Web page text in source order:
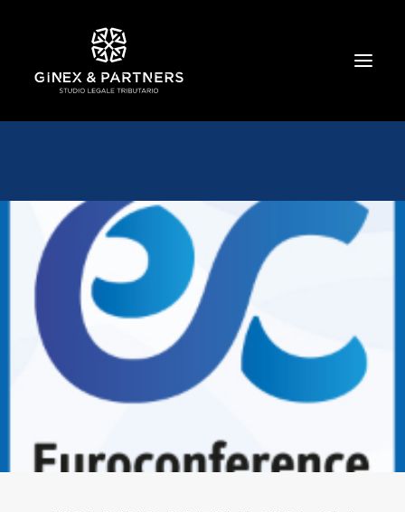
CHI SIAMO
TRIBUTARIO E PENALE TRIBUTARIO
GESTIONE E PROTEZIONE DEL PATRIMONIO
SOCIETARIO E CONTRATTUALISTICA
COMMERCIO INTERNAZIONALE
BANCARIO E FINANZIARIO
NEWS ED EVENTI